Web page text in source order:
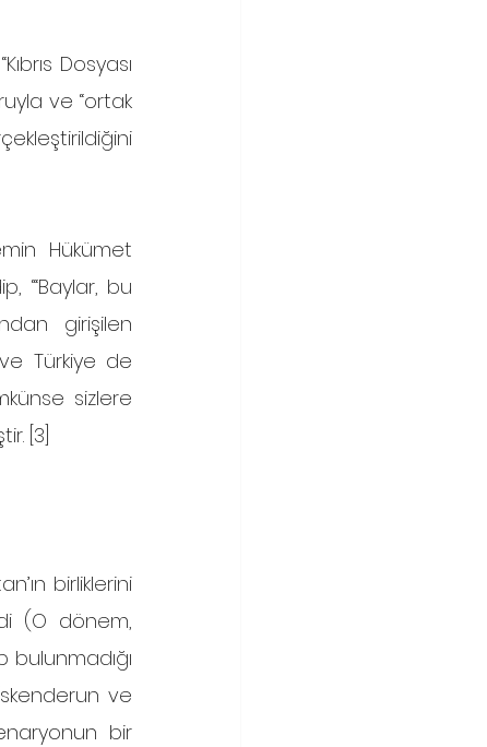
ve “ortak
Hükümet
“‘Baylar, bu
girişilen
Türkiye de
sizlere
[3]
(O dönem,
bulunmadığı
ve
bir